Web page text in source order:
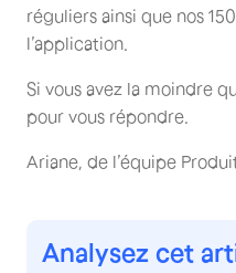
réguliers ainsi que nos
l’application.
Si vous avez la moindre
pour vous répondre.
Ariane, de l’équipe
Analysez cet